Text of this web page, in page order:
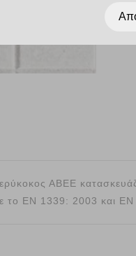
ΑΒΕΕ
το EN 1339: 2003 και